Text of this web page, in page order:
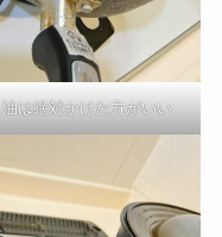
は絶対かけた方がいい